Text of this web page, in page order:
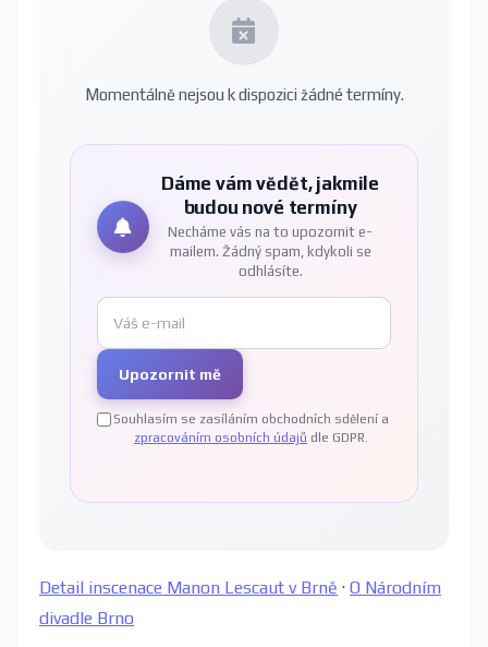
Momentálně nejsou k dispozici žádné termíny.
Dáme vám vědět, jakmile
budou nové termíny
Necháme vás na to upozornit e-
mailem. Žádný spam, kdykoli se
odhlásíte.
Upozornit mě
Souhlasím se zasíláním obchodních sdělení a
zpracováním osobních údajů dle GDPR.
Detail inscenace Manon Lescaut v Brně · O Národním
divadle Brno